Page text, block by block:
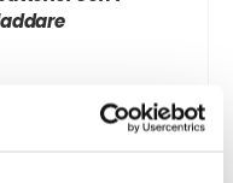
11 769 kr